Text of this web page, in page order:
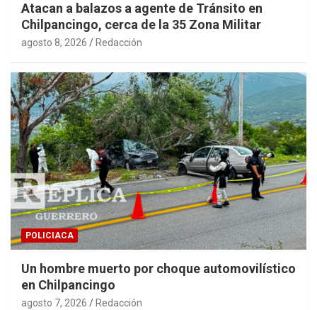
Atacan a balazos a agente de Tránsito en
Chilpancingo, cerca de la 35 Zona Militar
agosto 8, 2026 Redacción
POLICIACA
Un hombre muerto por choque automovilístico
en Chilpancingo
agosto 7, 2026 Redacción